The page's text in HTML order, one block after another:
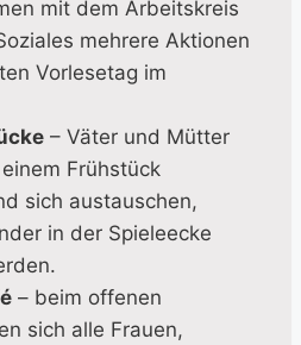
mit dem Arbeitskreis
mehrere Aktionen
Vorlesetag im
– Väter und Mütter
Frühstück
sich austauschen,
in der Spieleecke
– beim offenen
sich alle Frauen,